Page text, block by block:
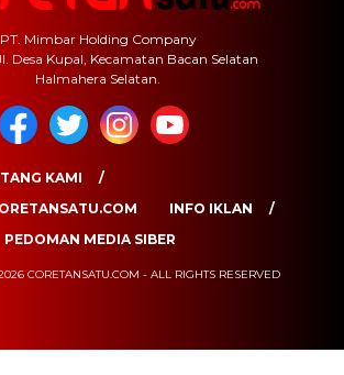
PT. Mimbar Holding Company
Desa Kupal, Kecamatan Bacan Selatan
Halmahera Selatan.
KAMI
INFO IKLAN
PEDOMAN MEDIA SIBER
CORETANSATU.COM - ALL RIGHTS RESERVED